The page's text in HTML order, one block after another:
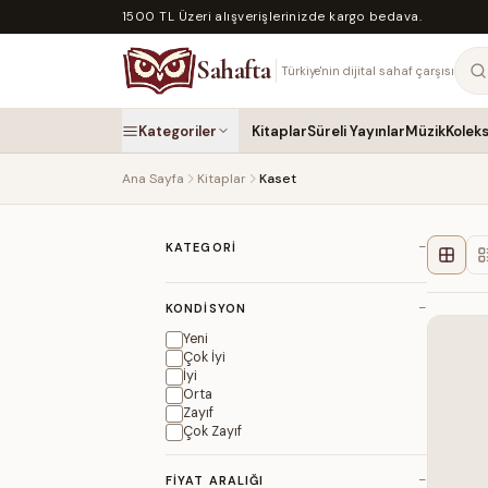
1500 TL Üzeri alışverişlerinizde kargo bedava.
Sahafta Türkiye'nin dijital sahaf çarşısı
Kategoriler KitaplarSüreli YayınlarMüzik
Ana Sayfa Kitaplar Kaset
KATEGORI −
KONDISYON −
Yeni
Çok İyi
İyi
Orta
Zayıf
Çok Zayıf
FIYAT ARALIĞI −